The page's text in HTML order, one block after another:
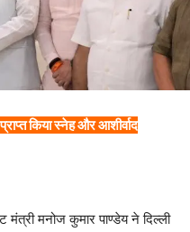
किया स्नेह और आशीर्वाद
मनोज कुमार पाण्डेय ने दिल्ली